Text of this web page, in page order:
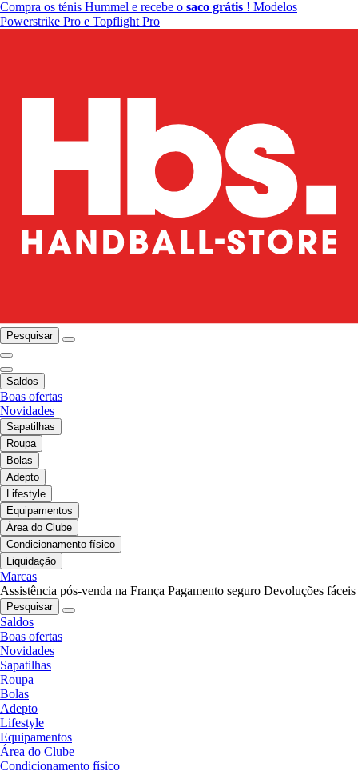
Compra os ténis Hummel e recebe o saco grátis ! Modelos
Powerstrike Pro e Topflight Pro
Pesquisar
Saldos
Boas ofertas
Novidades
Sapatilhas
Roupa
Bolas
Adepto
Lifestyle
Equipamentos
Área do Clube
Condicionamento físico
Liquidação
Marcas
Assistência pós-venda na França Pagamento seguro Devoluções fáceis
Pesquisar
Saldos
Boas ofertas
Novidades
Sapatilhas
Roupa
Bolas
Adepto
Lifestyle
Equipamentos
Área do Clube
Condicionamento físico